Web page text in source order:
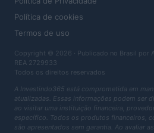
Política de cookies
Termos de uso
Copyright © 2026 · Publicado no Brasil por
REA 2729933
Todos os direitos reservados
A Investindo365 está comprometida em
atualizadas. Essas informações podem ser
ao visitar uma instituição financeira,
específico. Todos os produtos financeiros,
são apresentados sem garantia. Ao avaliar